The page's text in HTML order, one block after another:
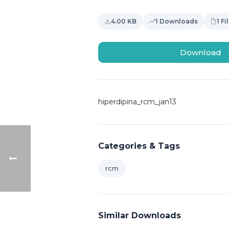
4.00 KB 1 Downloads 1
Download
hiperdipina_rcm_jan13
Categories & Tags
rcm
Similar Downloads